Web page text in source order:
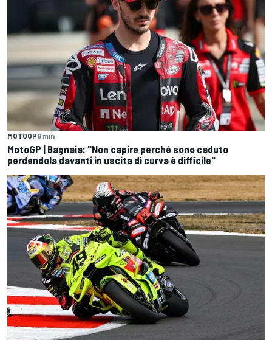
MOTOGP8 min
MotoGP | Bagnaia: "Non capire perché sono caduto
perdendola davanti in uscita di curva è difficile"